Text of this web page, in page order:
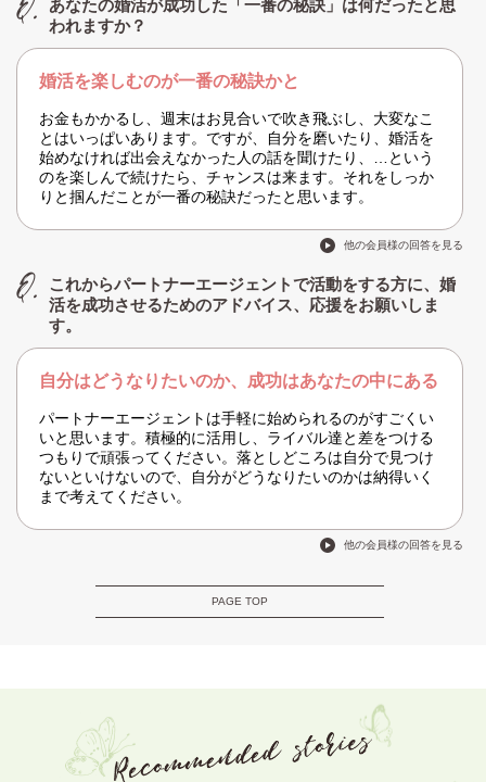
あなたの婚活が成功した「一番の秘訣」は何だったと思
われますか？
婚活を楽しむのが一番の秘訣かと
お金もかかるし、週末はお見合いで吹き飛ぶし、大変なこ
とはいっぱいあります。ですが、自分を磨いたり、婚活を
始めなければ出会えなかった人の話を聞けたり、…という
のを楽しんで続けたら、チャンスは来ます。それをしっか
りと掴んだことが一番の秘訣だったと思います。
他の会員様の回答を見る
これからパートナーエージェントで活動をする方に、婚
活を成功させるためのアドバイス、応援をお願いしま
す。
自分はどうなりたいのか、成功はあなたの中にある
パートナーエージェントは手軽に始められるのがすごくい
いと思います。積極的に活用し、ライバル達と差をつける
つもりで頑張ってください。落としどころは自分で見つけ
ないといけないので、自分がどうなりたいのかは納得いく
まで考えてください。
他の会員様の回答を見る
PAGE TOP